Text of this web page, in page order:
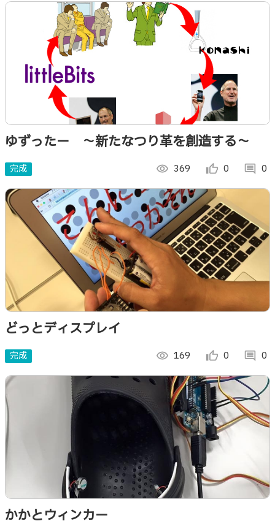
ゆずったー 〜新たなつり革を創造する〜
完成 visibility 369 thumb_up_alt 0 comment 0
どっとディスプレイ
完成 visibility 169 thumb_up_alt 0 comment 0
かかとウィンカー